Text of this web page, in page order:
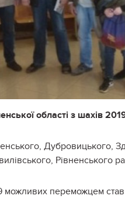
області з шахів
Дубровицького,
Рівненського
можливих переможцем